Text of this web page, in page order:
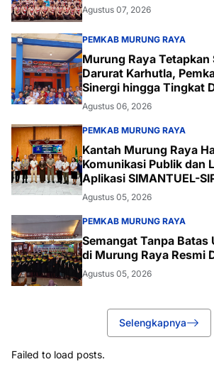
Agustus 07, 2026
PEMKAB MURUNG RAYA
Murung Raya Tetapkan
Darurat Karhutla,
Sinergi hingga Tingkat
Agustus 06, 2026
PEMKAB MURUNG RAYA
Kantah Murung Raya
Komunikasi Publik dan
Aplikasi SIMANTUEL-
Palangka Raya
Agustus 05, 2026
PEMKAB MURUNG RAYA
Semangat Tanpa Batas
di Murung Raya Resmi
Agustus 05, 2026
Selengkapnya
Failed to load posts.